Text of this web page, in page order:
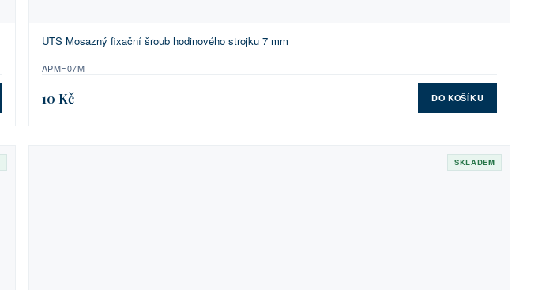
UTS Mosazný fixační šroub hodinového strojku 7 mm
APMF07M
10 Kč DO KOŠÍKU
SKLADEM